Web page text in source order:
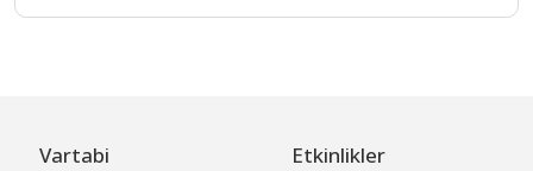
Vartabi Etkinlikler